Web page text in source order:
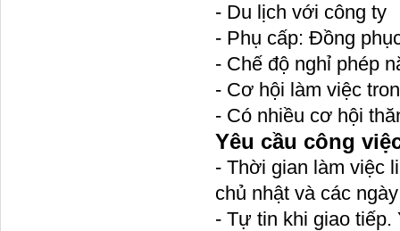
- Du lịch với công ty
- Phụ cấp: Đồng
- Chế độ nghỉ phép
- Cơ hội làm việc
- Có nhiều cơ hội
Yêu cầu công
- Thời gian làm việc
chủ nhật và các
- Tự tin khi giao tiếp.